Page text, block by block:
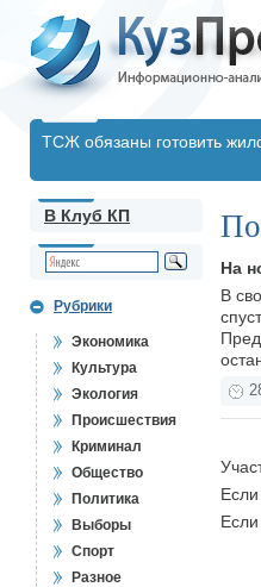
ТСЖ обязаны готовить
В Клуб КП
Рубрики
Экономика
Культура
Экология
Происшествия
Криминал
Общество
Политика
Выборы
Спорт
Разное
На
В